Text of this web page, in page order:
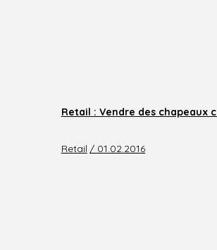
Retail : Vendre des chapeaux
Retail / 01.02.2016